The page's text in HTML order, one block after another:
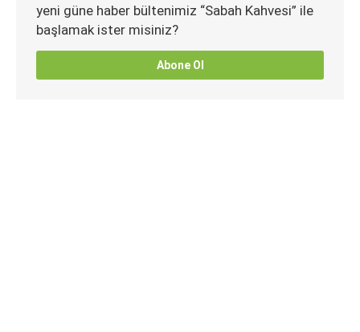
yeni güne haber bültenimiz “Sabah Kahvesi” ile
başlamak ister misiniz?
Abone Ol